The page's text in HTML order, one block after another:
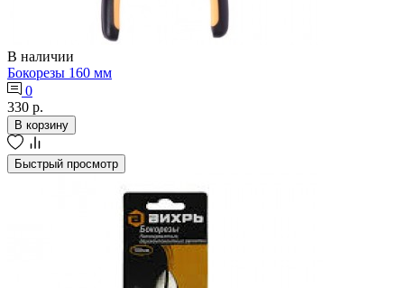
В наличии
Бокорезы 160 мм
0
330 р.
В корзину
Быстрый просмотр